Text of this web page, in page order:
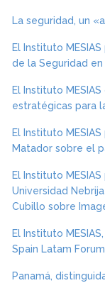
La seguridad, un
El Instituto
de la Seguridad en
El Instituto
estratégicas para
El Instituto
Matador sobre el
El Instituto
Universidad
Cubillo sobre
El Instituto
Spain Latam
Panamá,